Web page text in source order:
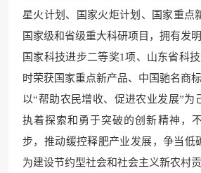
星火计划、国家火炬计划、国家重点
国家级和省级重大科研项目，拥有发
国家科技进步二等奖1项、山东省科
时荣获国家重点新产品、中国驰名商标
以“帮助农民增收、促进农业发展”为
执着探索和勇于突破的创新精神，
步，推动缓控释肥产业发展，争当低
为建设节约型社会和社会主义新农村贡